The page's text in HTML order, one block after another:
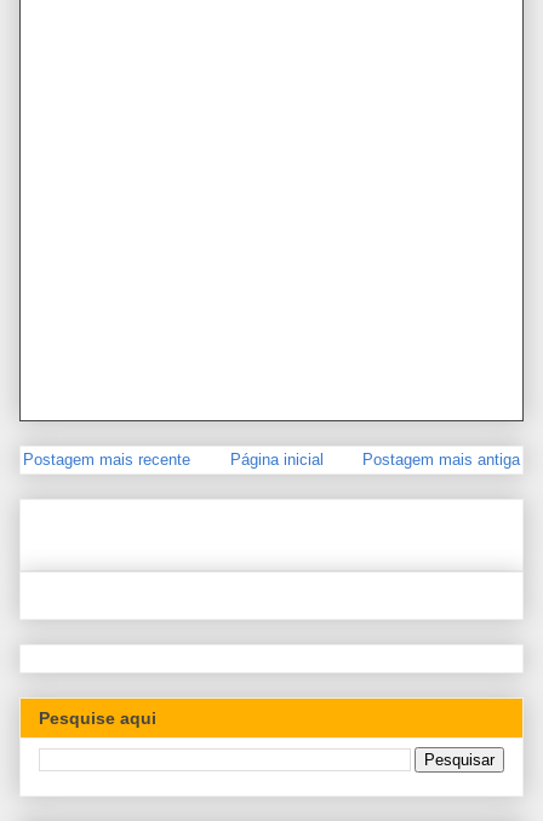
Postagem mais recente Postagem mais antiga
Página inicial
Pesquise aqui